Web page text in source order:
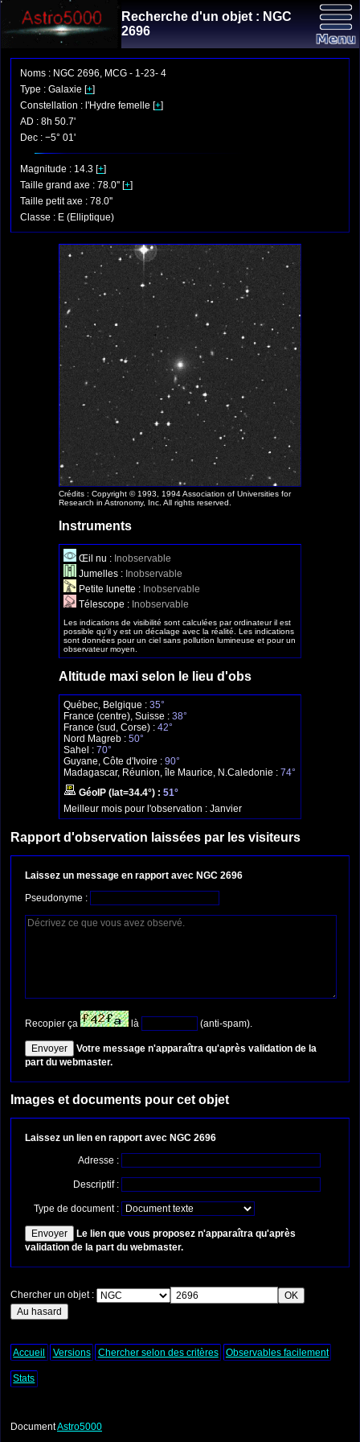
Recherche d'un objet : NGC
2696
Noms : NGC 2696, MCG - 1-23- 4
Type : Galaxie [+]
Constellation : l'Hydre femelle [+]
AD : 8h 50.7'
Dec : −5° 01'
Magnitude : 14.3 [+]
Taille grand axe : 78.0'' [+]
Taille petit axe : 78.0''
Classe : E (Elliptique)
Crédits : Copyright © 1993, 1994 Association of Universities for
Research in Astronomy, Inc. All rights reserved.
Instruments
Œil nu : Inobservable
Jumelles : Inobservable
Petite lunette : Inobservable
Télescope : Inobservable
Les indications de visibilité sont calculées par ordinateur il est
possible qu'il y est un décalage avec la réalité. Les indications
sont données pour un ciel sans pollution lumineuse et pour un
observateur moyen.
Altitude maxi selon le lieu d'obs
Québec, Belgique : 35°
France (centre), Suisse : 38°
France (sud, Corse) : 42°
Nord Magreb : 50°
Sahel : 70°
Guyane, Côte d'Ivoire : 90°
Madagascar, Réunion, île Maurice, N.Caledonie : 74°
GéoIP (lat=34.4°) : 51°
Meilleur mois pour l'observation : Janvier
Rapport d'observation laissées par les visiteurs
Laissez un message en rapport avec NGC 2696
Pseudonyme :
Recopier ça là (anti-spam).
Votre message n'apparaîtra qu'après validation de la
part du webmaster.
Images et documents pour cet objet
Laissez un lien en rapport avec NGC 2696
Adresse :
Descriptif :
Type de document :
Le lien que vous proposez n'apparaîtra qu'après
validation de la part du webmaster.
Chercher un objet :
Accueil Versions Chercher selon des critères Observables facilement
Stats
DocumentAstro5000